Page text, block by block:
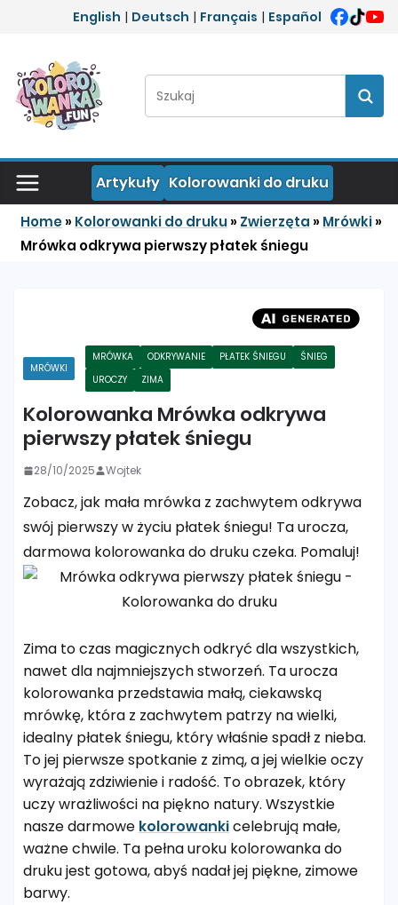
Przejdź do treści
English | Deutsch | Français | Español
Szukaj:
Artykuły Kolorowanki do druku
Home» Kolorowanki do druku» Zwierzęta » Mrówki»
Mrówka odkrywa pierwszy płatek śniegu
MRÓWKI
MRÓWKA ODKRYWANIE PŁATEK ŚNIEGU
ŚNIEG
UROCZY
ZIMA
Kolorowanka Mrówka odkrywa
pierwszy płatek śniegu
28/10/2025 Wojtek
Zobacz, jak mała mrówka z zachwytem odkrywa
swój pierwszy w życiu płatek śniegu! Ta urocza,
darmowa kolorowanka do druku czeka. Pomaluj!
Zima to czas magicznych odkryć dla wszystkich,
nawet dla najmniejszych stworzeń. Ta urocza
kolorowanka przedstawia małą, ciekawską
mrówkę, która z zachwytem patrzy na wielki,
idealny płatek śniegu, który właśnie spadł z nieba.
To jej pierwsze spotkanie z zimą, a jej wielkie oczy
wyrażają zdziwienie i radość. To obrazek, który
uczy wrażliwości na piękno natury. Wszystkie
nasze darmowe kolorowankicelebrują małe,
ważne chwile. Ta pełna uroku kolorowanka do
druku jest gotowa, abyś nadał jej piękne, zimowe
barwy.